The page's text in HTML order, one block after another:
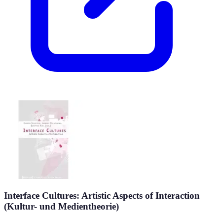
Interface Cultures: Artistic Aspects of Interaction
(Kultur- und Medientheorie)